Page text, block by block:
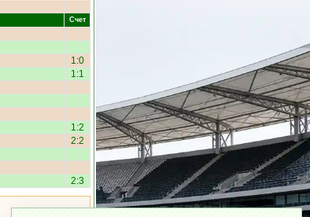
Счет
1:0
1:1
1:2
2:2
2:3